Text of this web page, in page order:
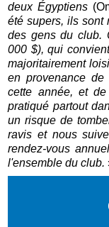
deux Égyptiens
été supers, ils sont
des gens du club.
000 $), qui
majoritairement
en provenance
cette année, et
pratiqué partout
un risque de
ravis et nous
rendez-vous
l'ensemble du club.